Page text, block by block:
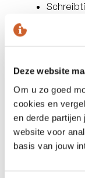
Deze website
Om u zo goed
cookies en
en derde partijen
website voor
basis van jouw
Radio
Telefon
Gratis